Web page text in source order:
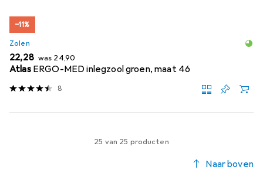
−11%
Zolen
EUR
22,28 was EUR
24,90
Atlas ERGO-MED inlegzool groen, maat 46
8
25 van 25 producten
Naar boven